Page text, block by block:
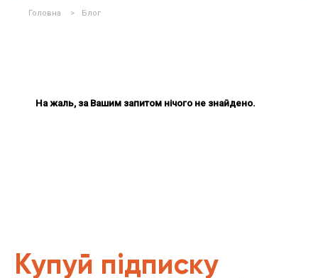
Головна > Блог
На жаль, за Вашим запитом нічого не знайдено.
Купуй підписку